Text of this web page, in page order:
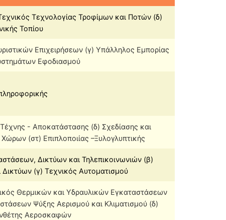
Τεχνολογίας Τροφίμων και Ποτών (δ)
Τοπίου
Επιχειρήσεων (γ) Υπάλληλος Εμπορίας
Εφοδιασμού
- Αποκατάστασης (δ) Σχεδίασης και
(στ) Επιπλοποιίας –Ξυλογλυπτικής
Δικτύων και Τηλεπικοινωνιών (β)
(γ) Τεχνικός Αυτοματισμού
Θερμικών και Υδραυλικών Εγκαταστάσεων
Ψύξης Αερισμού και Κλιματισμού (δ)
Αεροσκαφών